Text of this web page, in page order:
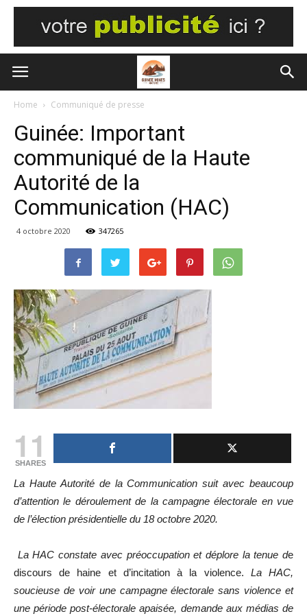
Home Communiqué de presse
Guinée: Important
communiqué de la Haute
Autorité de la
Communication (HAC)
4 octobre 2020 347265
11
SHARES
La Haute Autorité de la Communication suit avec beaucoup
d’attention le déroulement de la campagne électorale en vue
de l’élection présidentielle du 18 octobre 2020.
La HAC constate avec préoccupation et déplore la tenue de
discours de haine et d’incitation à la violence. La HAC,
soucieuse de voir une campagne électorale sans violence et
une période post-électorale apaisée, demande aux médias de